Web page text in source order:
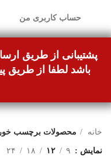
حساب کاربری من
پشتیبانی از طریق
باشد لطفا از طریق
خانه محصولات برچسب
نمایش ۹ ۱۲ ۱۸ ۲۴